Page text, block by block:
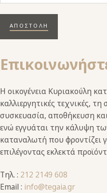
ΑΠΟΣΤΟΛΗ
Η οικογένεια Κυριακούλη
καλλιεργητικές τεχνικές,
συσκευασία, αποθήκευση
ενώ εγγυάται την κάλυψη
καταναλωτή που φροντίζει
επιλέγοντας εκλεκτά
Τηλ. : 212 2149 608
Email : info@tegaia.gr